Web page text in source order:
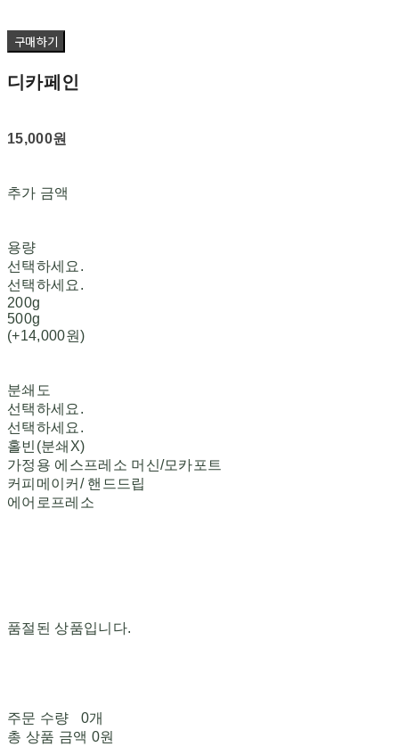
구매하기
디카페인
15,000원
추가 금액
용량
선택하세요.
선택하세요.
200g
500g
(+14,000원)
분쇄도
선택하세요.
선택하세요.
홀빈(분쇄X)
가정용 에스프레소 머신/모카포트
커피메이커/ 핸드드립
에어로프레소
품절된 상품입니다.
주문 수량
0개
총 상품 금액 0원